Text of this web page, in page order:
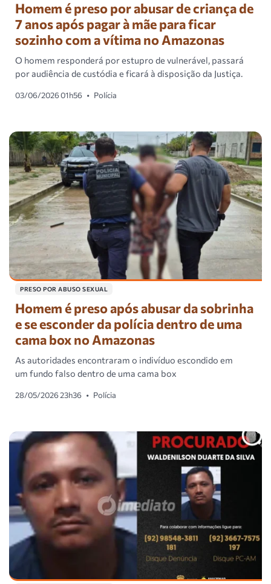
Homem é preso por abusar de criança de
7 anos após pagar à mãe para ficar
sozinho com a vítima no Amazonas
O homem responderá por estupro de vulnerável, passará
por audiência de custódia e ficará à disposição da Justiça.
03/06/2026 01h56 • Polícia
PRESO POR ABUSO SEXUAL
Homem é preso após abusar da sobrinha
e se esconder da polícia dentro de uma
cama box no Amazonas
As autoridades encontraram o indivíduo escondido em
um fundo falso dentro de uma cama box
28/05/2026 23h36 • Polícia